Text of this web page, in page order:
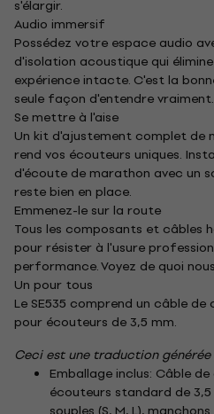
s'élargir.
Audio immersif
Possédez votre espace audio
d'isolation acoustique qui
expérience intacte. C'est la
seule façon d'entendre vraiment.
Se mettre à l'aise
Un kit d'ajustement complet de
rend vos écouteurs uniques.
d'écoute de marathon avec un
reste bien en place.
Emmenez-le sur la route
Tous les composants et câbles
pour résister à l'usure
performance. Voyez de quoi
Un pour tous
Le SE535 comprend un câble
pour écouteurs de 3,5 mm.
Ceci est une traduction
Emballage inclus: Câble
écouteurs standard de